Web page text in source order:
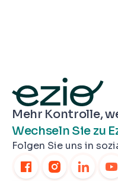
Mehr Kontrolle,
Wechseln Sie zu
Folgen Sie uns in